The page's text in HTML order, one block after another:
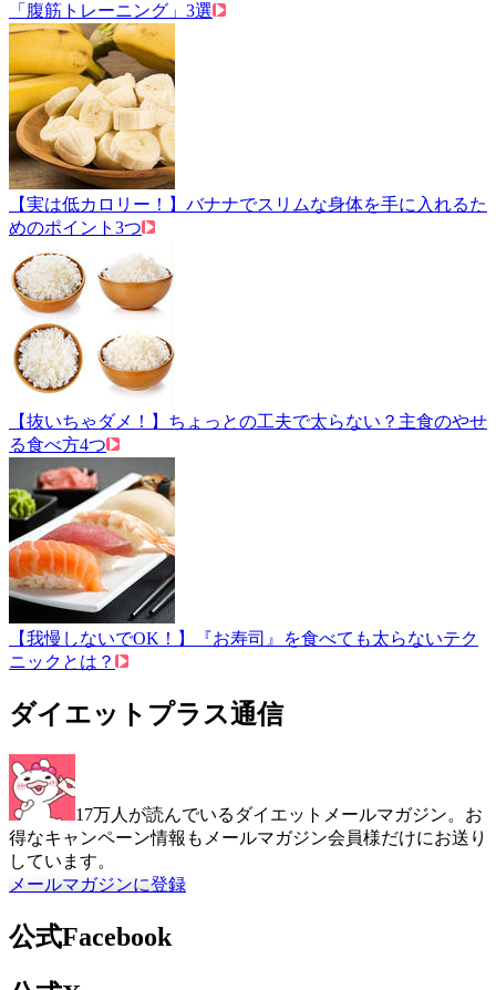
「腹筋トレーニング」3選
【実は低カロリー！】バナナでスリムな身体を手に入れるた
めのポイント3つ
【抜いちゃダメ！】ちょっとの工夫で太らない？主食のやせ
る食べ方4つ
【我慢しないでOK！】『お寿司』を食べても太らないテク
ニックとは？
ダイエットプラス通信
17万人が読んでいるダイエットメールマガジン。お
得なキャンペーン情報もメールマガジン会員様だけにお送り
しています。
メールマガジンに登録
公式Facebook